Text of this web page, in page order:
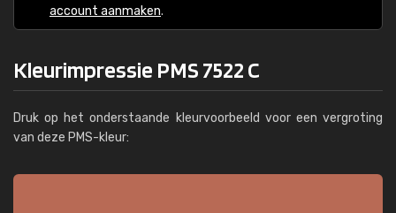
account aanmaken.
Kleurimpressie PMS 7522 C
Druk op het onderstaande kleurvoorbeeld voor een vergroting
van deze PMS-kleur: